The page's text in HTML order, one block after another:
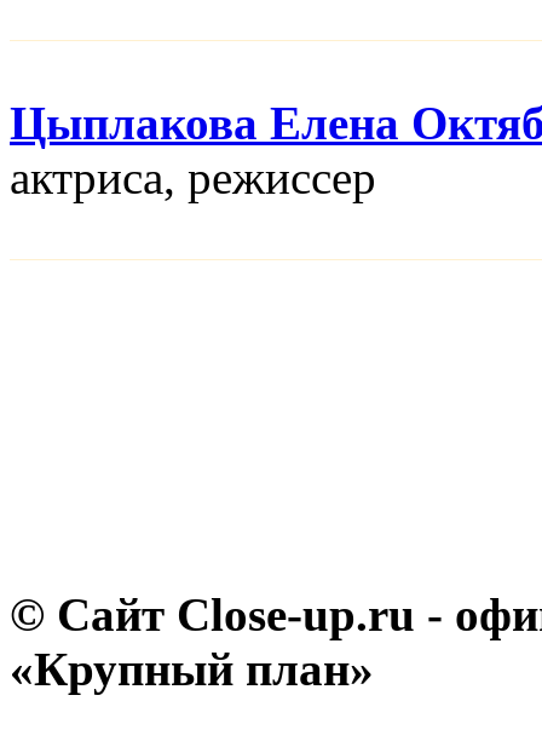
Цыплакова Елена
актриса, режисcер
© Сайт Close-up.ru -
«Крупный план»